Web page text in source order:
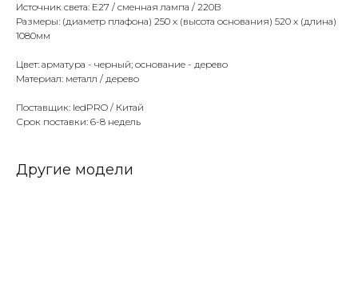
Источник света: Е27 / сменная лампа / 220В
Размеры: (диаметр плафона) 250 х (высота основания) 520 х (длина)
1080мм
Цвет: арматура - черный; основание - дерево
Материал: металл / дерево
Поставщик: ledPRO / Китай
Срок поставки: 6-8 недель
Другие модели